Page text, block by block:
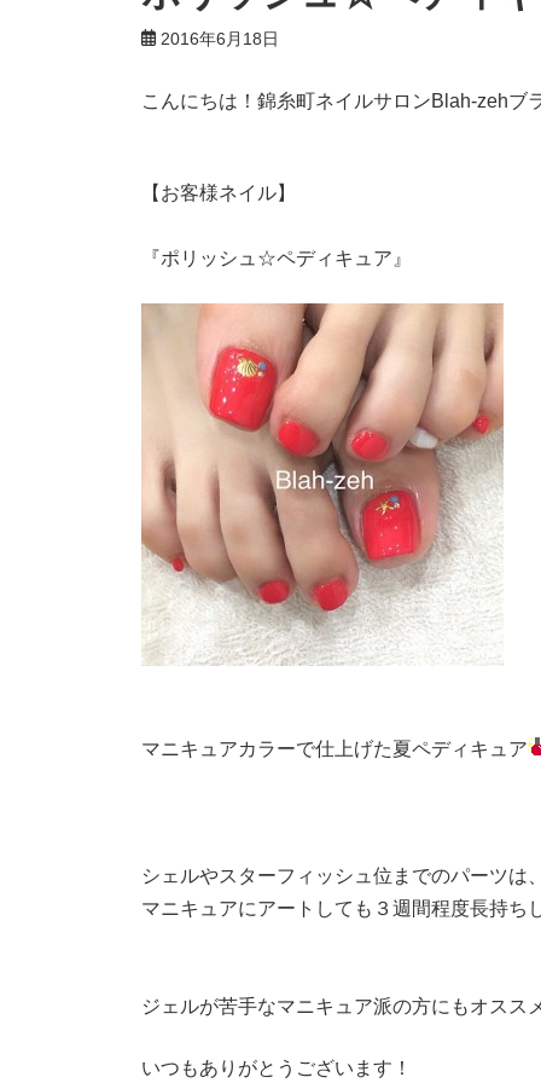
2016年6月18日
こんにちは！錦糸町ネイルサロンBlah-zehブ
【お客様ネイル】
『ポリッシュ☆ペディキュア』
マニキュアカラーで仕上げた夏ペディキュア
シェルやスターフィッシュ位までのパーツは、
マニキュアにアートしても３週間程度長持ち
ジェルが苦手なマニキュア派の方にもオスス
いつもありがとうございます！